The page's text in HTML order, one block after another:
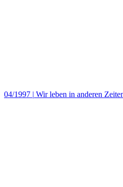
04/1997 | Wir leben in anderen